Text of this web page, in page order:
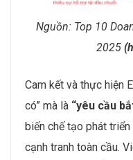
Nguồn: Top 10
2025
Cam kết và thực hiện
có” mà là “yêu cầu
biến chế tạo phát
cạnh tranh toàn cầu.